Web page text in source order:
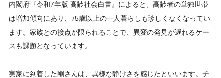
内閣府『令和7年版 高齢社会白書』によると、高齢者の単独世帯
は増加傾向にあり、75歳以上の一人暮らしも珍しくなくなってい
ます。家族との接点が限られることで、異変の発見が遅れるケー
スも課題となっています。
実家に到着した剛さんは、異様な静けさを感じたといいます。チ